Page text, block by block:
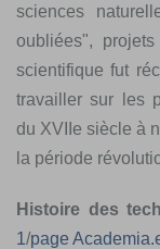
sciences
oubliées",
scientifique fut
travailler sur les
du XVIIe siècle à
la période
Histoire des
1/page